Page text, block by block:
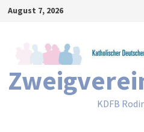
Zum
August 7, 2026
KDFB